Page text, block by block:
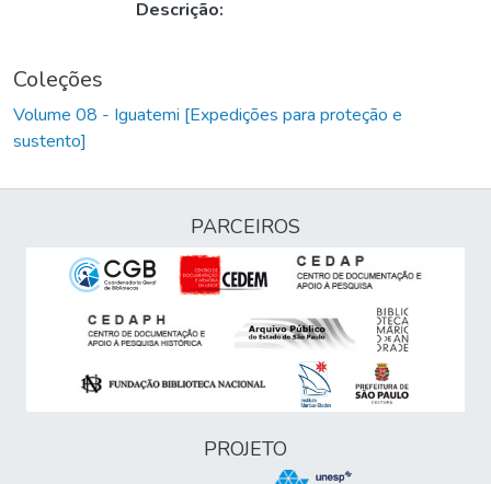
Descrição:
Coleções
Volume 08 - Iguatemi [Expedições para proteção e
sustento]
PARCEIROS
PROJETO